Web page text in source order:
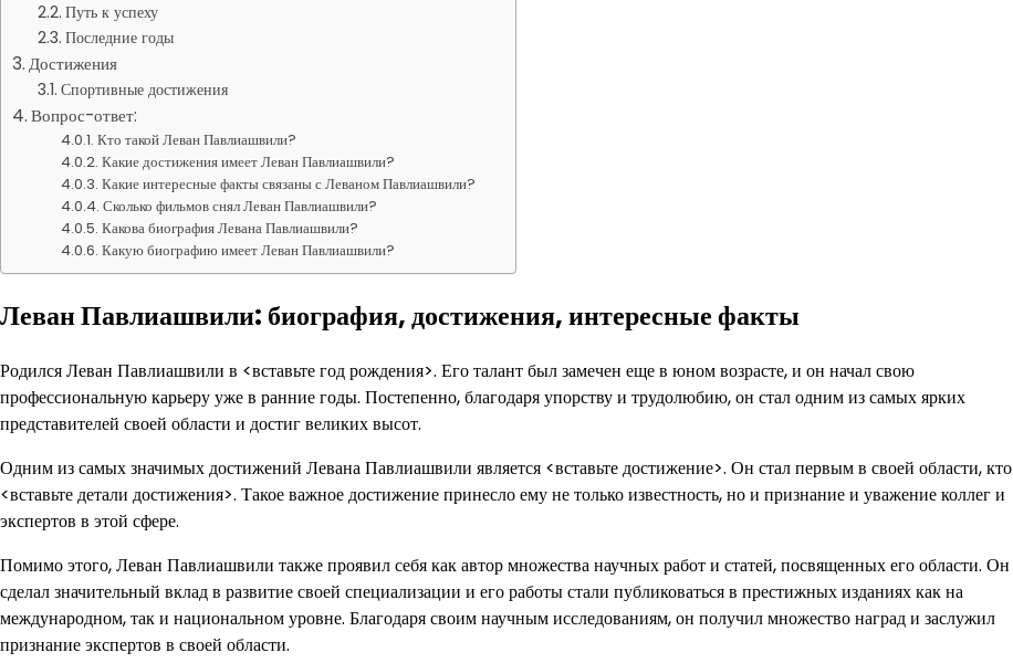
Путь к успеху
Последние годы
Достижения
Спортивные достижения
Вопрос-ответ:
Кто такой Леван Павлиашвили?
Какие достижения имеет Леван Павлиашвили?
Какие интересные факты связаны с Леваном Павлиашвили?
Сколько фильмов снял Леван Павлиашвили?
Какова биография Левана Павлиашвили?
Какую биографию имеет Леван Павлиашвили?
Леван Павлиашвили: биография, достижения, интересные факты
Родился Леван Павлиашвили в <вставьте год рождения>. Его талант был замечен еще в юном возрасте, и он начал свою
профессиональную карьеру уже в ранние годы. Постепенно, благодаря упорству и трудолюбию, он стал одним из самых ярких
представителей своей области и достиг великих высот.
Одним из самых значимых достижений Левана Павлиашвили является <вставьте достижение>. Он стал первым в своей области, кто
<вставьте детали достижения>. Такое важное достижение принесло ему не только известность, но и признание и уважение коллег и
экспертов в этой сфере.
Помимо этого, Леван Павлиашвили также проявил себя как автор множества научных работ и статей, посвященных его области. Он
сделал значительный вклад в развитие своей специализации и его работы стали публиковаться в престижных изданиях как на
международном, так и национальном уровне. Благодаря своим научным исследованиям, он получил множество наград и заслужил
признание экспертов в своей области.